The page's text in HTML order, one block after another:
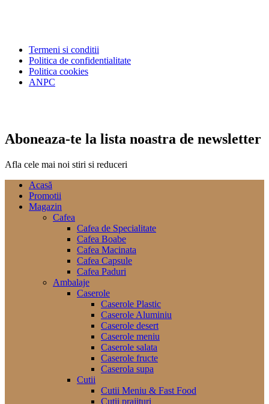
Termeni si conditii
Politica de confidentialitate
Politica cookies
ANPC
Aboneaza-te la lista noastra de newsletter
Afla cele mai noi stiri si reduceri
Acasă
Promotii
Magazin
Cafea
Cafea de Specialitate
Cafea Boabe
Cafea Macinata
Cafea Capsule
Cafea Paduri
Ambalaje
Caserole
Caserole Plastic
Caserole Aluminiu
Caserole desert
Caserole meniu
Caserole salata
Caserole fructe
Caserola supa
Cutii
Cutii Meniu & Fast Food
Cutii prajituri